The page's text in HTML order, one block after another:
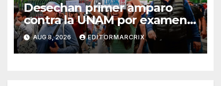
Desechan primer amparo
contra la UNAM por examen
de admisión
AUG 8, 2026 EDITORMARCRIX